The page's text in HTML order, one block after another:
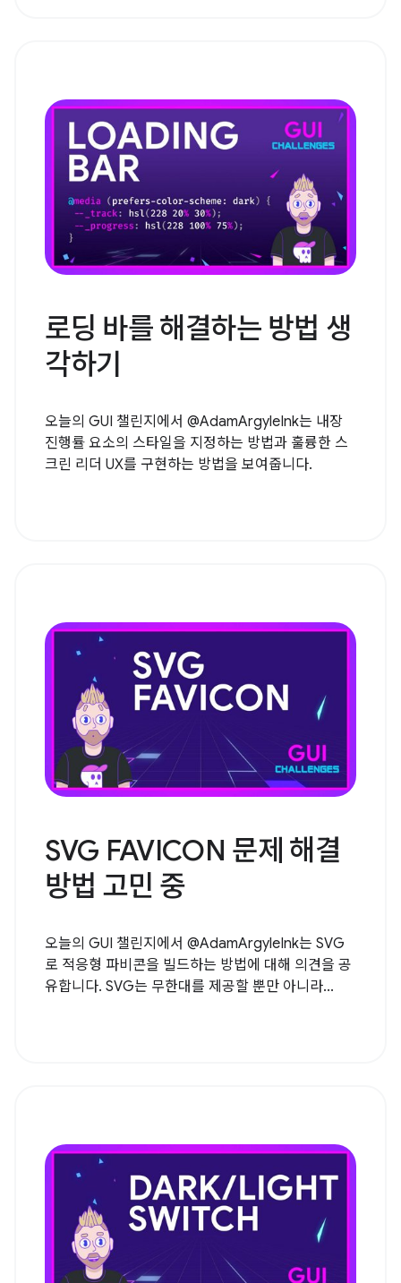
로딩 바를 해결하는 방법 생
각하기
오늘의 GUI 챌린지에서 @AdamArgyleInk는 내장
진행률 요소의 스타일을 지정하는 방법과 훌륭한 스
크린 리더 UX를 구현하는 방법을 보여줍니다.
SVG FAVICON 문제 해결
방법 고민 중
오늘의 GUI 챌린지에서 @AdamArgyleInk는 SVG
로 적응형 파비콘을 빌드하는 방법에 대해 의견을 공
유합니다. SVG는 무한대를 제공할 뿐만 아니라...